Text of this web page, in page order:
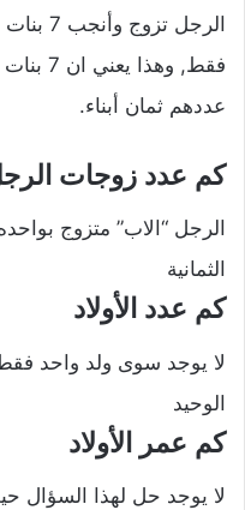
الرجل
فقط,
عددهم ثمان أبناء.
كم عدد زوجات
الرجل “الاب” متزوج
الثمانية
كم عدد الأولاد
لا يوجد سوى ولد واحد
الوحيد
كم عمر الأولاد
لا يوجد حل لهذا السؤال